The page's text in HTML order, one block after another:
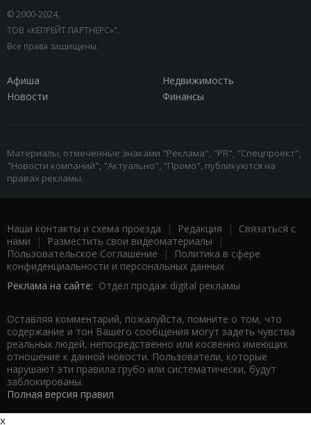
© 2000-2024,
ТОВ «КЕПРЕЙТ ПАРТНЕРС»".
Все права защищены.
Афиша
Недвижимость
Новости
Финансы
Материалы, отмеченные знаками "Реклама", "PR", "Спецпроект",
"Новости компаний", "Актуально", "Промо", публикуются на
правах рекламы.
Наши контакты и схема проезда | Редакция | Связаться с
нами | Разместить свои видеоматериалы |
Пользовательское Соглашение |
Политика в сфере
конфиденциальности и персональных данных
Реклама на сайте: Отдел продаж digital рекламы
Оставляя комментарий, пожалуйста, помните о том, что
содержание и тон Вашего сообщения могут задеть чувства
реальных людей, непосредственно или косвенно имеющих
отношение к данной новости. Пользователи, которые
нарушают эти правила грубо или систематически, будут
заблокированы.
Полная версия правил
x